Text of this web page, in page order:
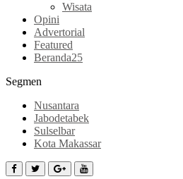
Wisata
Opini
Advertorial
Featured
Beranda25
Segmen
Nusantara
Jabodetabek
Sulselbar
Kota Makassar